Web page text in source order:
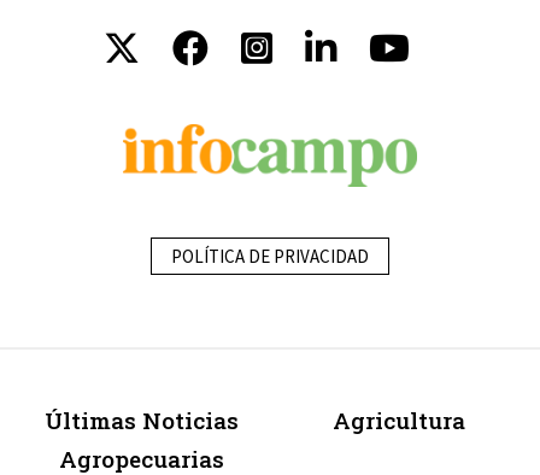
POLÍTICA DE PRIVACIDAD
Últimas Noticias
Agropecuarias
Agricultura